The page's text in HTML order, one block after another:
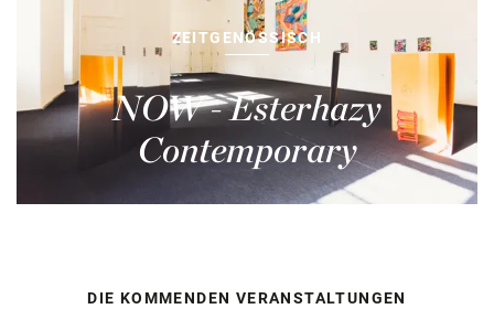
ZEITGENÖSSISCH
NOW - Esterhazy
Contemporary
DIE KOMMENDEN VERANSTALTUNGEN